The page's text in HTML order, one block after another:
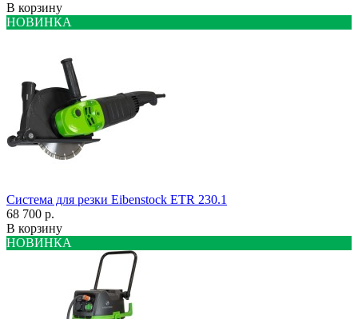
В корзину
НОВИНКА
Система для резки Eibenstock ETR 230.1
68 700 р.
В корзину
НОВИНКА